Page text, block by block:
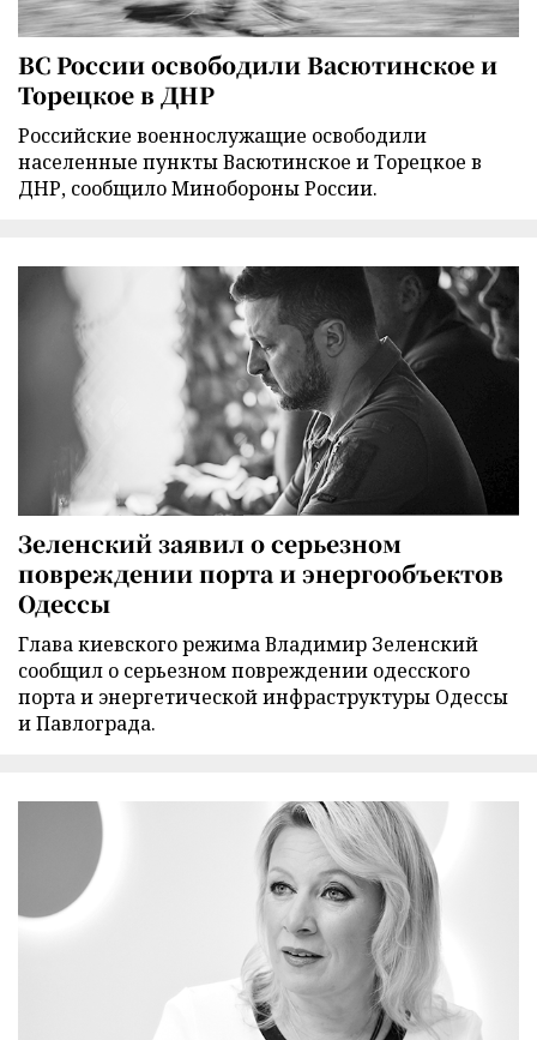
ВС России освободили Васютинское и
Торецкое в ДНР
Российские военнослужащие освободили
населенные пункты Васютинское и Торецкое в
ДНР, сообщило Минобороны России.
Зеленский заявил о серьезном
повреждении порта и энергообъектов
Одессы
Глава киевского режима Владимир Зеленский
сообщил о серьезном повреждении одесского
порта и энергетической инфраструктуры Одессы
и Павлограда.